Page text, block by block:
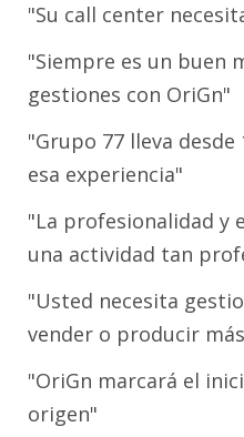
"Su call center
"Siempre es un buen
gestiones con OriGn"
"Grupo 77 lleva
esa experiencia"
"La profesionalidad y
una actividad tan
"Usted necesita
vender o producir
"OriGn marcará el
origen"